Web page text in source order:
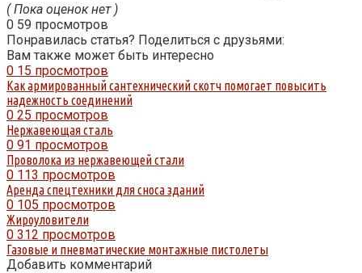
( Пока оценок нет )
0 59 просмотров
Понравилась статья? Поделиться с друзьями:
Вам также может быть интересно
0 15 просмотров
Как армированный сантехнический скотч помогает повысить
надежность соединений
0 25 просмотров
Нержавеющая сталь
0 91 просмотров
Проволока из нержавеющей стали
0 113 просмотров
Аренда спецтехники для сноса зданий
0 105 просмотров
Жироуловители
0 312 просмотров
Газовые и пневматические монтажные пистолеты
Добавить комментарий